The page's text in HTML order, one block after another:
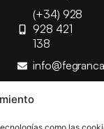
(+34) 928
928 421
138